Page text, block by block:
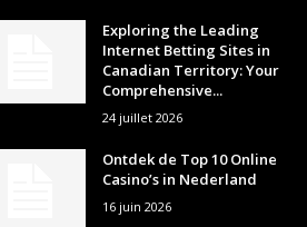
Exploring the Leading
Internet Betting Sites in
Canadian Territory: Your
Comprehensive...
24 juillet 2026
Ontdek de Top 10 Online
Casino’s in Nederland
16 juin 2026